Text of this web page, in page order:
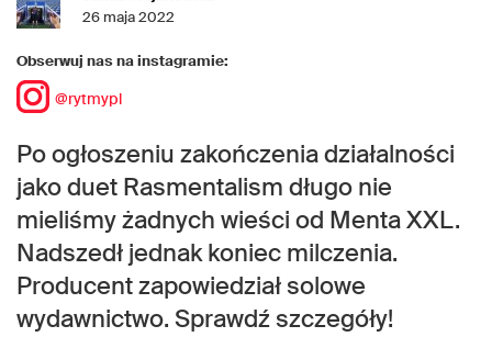
26 maja 2022
Obserwuj nas na instagramie:
@rytmypl
Po ogłoszeniu zakończenia działalności
jako duet Rasmentalism długo nie
mieliśmy żadnych wieści od Menta XXL.
Nadszedł jednak koniec milczenia.
Producent zapowiedział solowe
wydawnictwo. Sprawdź szczegóły!